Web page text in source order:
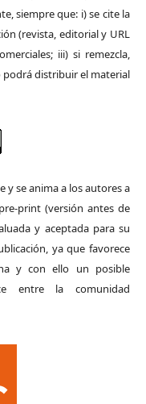
siempre que: i) se cite la
(revista, editorial y URL
iii) si remezcla,
distribuir el material
y se anima a los autores a
print (versión antes de
y aceptada para su
ya que favorece
y con ello un posible
entre la comunidad